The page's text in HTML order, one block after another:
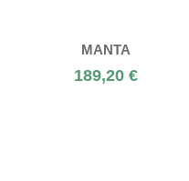
MANTA
189,20 €